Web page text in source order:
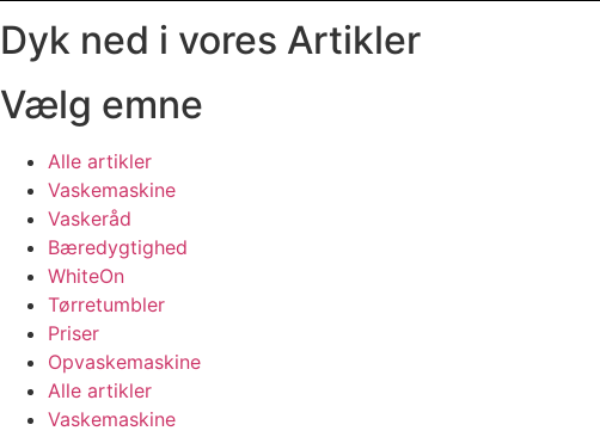
Dyk ned i vores Artikler
Vælg emne
Alle artikler
Vaskemaskine
Vaskeråd
Bæredygtighed
WhiteOn
Tørretumbler
Priser
Opvaskemaskine
Alle artikler
Vaskemaskine